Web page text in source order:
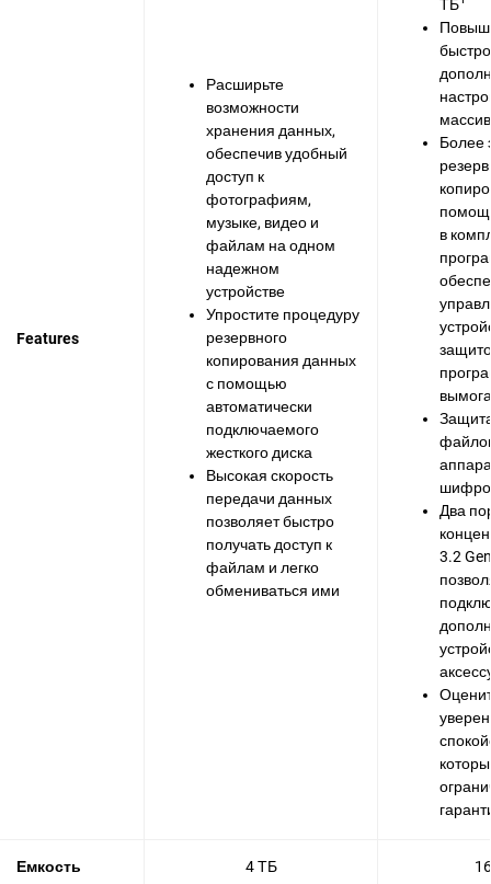
Features
Расширьте
возможности
хранения данных,
обеспечив удобный
доступ к
фотографиям,
музыке, видео и
файлам на одном
надежном
устройстве
Упростите процедуру
резервного
копирования данных
с помощью
автоматически
подключаемого
жесткого диска
Высокая скорость
передачи данных
позволяет быстро
получать доступ к
файлам и легко
обмениваться ими
ТБ
Более
в
Два
3.2
Емкость 4 ТБ